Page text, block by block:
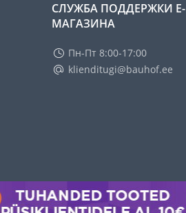
СЛУЖБА ПОДДЕРЖКИ Е-
МАГАЗИНА
Пн-Пт 8:00-17:00
klienditugi@bauhof.ee